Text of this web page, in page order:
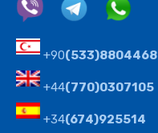
+90(533)8804468
+44(770)0307105
+34(674)925514